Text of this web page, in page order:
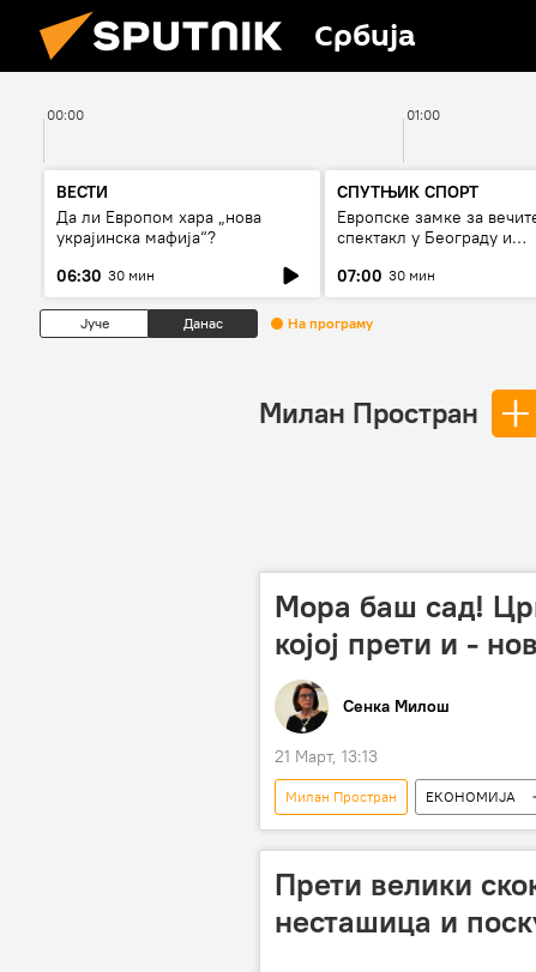
Србија
00:00 01:00
ВЕСТИ
Да ли Европом хара „нова
украјинска мафија“?
06:30 30 мин
СПУТЊИК СПОРТ
Европске замке за
спектакл у Београду и
07:00 30 мин
Јуче Данас На програму
Милан Простран
Мора баш сад!
којој прети и -
Сенка Милош
21 Март, 13:13
Милан Простран ЕКОНОМИЈА
Србија – економија
Русија
Прети велики
несташица и